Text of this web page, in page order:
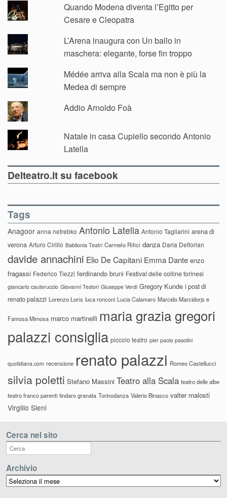
Quando Modena diventa l’Egitto per
Cesare e Cleopatra
L’Arena inaugura con Un ballo in
maschera: elegante, forse fin troppo
Médée arriva alla Scala ma non è più la
Medea di sempre
Addio Arnoldo Foà
Natale in casa Cupiello secondo Antonio
Latella
Delteatro.it su facebook
Tags
Anagoor anna netrebko Antonio Latella Antonio Tagliarini arena di
verona Arturo Cirillo Babilonia Teatri Carmelo Rifici danza Daria Deflorian
davide annachini Elio De Capitani Emma Dante enzo
fragassi Federico Tiezzi ferdinando bruni Festival delle colline torinesi
giancarlo cauteruccio Giovanni Testori Giuseppe Verdi Gregory Kunde i post di
renato palazzi Lorenzo Loris luca ronconi Lucia Calamaro Marcido Marcidorjs e
Famosa Mimosa marco martinelli maria grazia gregori
palazzi consiglia piccolo teatro pier paolo pasolini
quotidiana.com recensione renato palazzi Romeo Castellucci
silvia poletti Stefano Massini Teatro alla Scala teatro delle albe
teatro franco parenti tindaro granata Torinodanza Valerio Binasco valter malosti
Virgilio Sieni
Cerca nel sito
Archivio
Archivio